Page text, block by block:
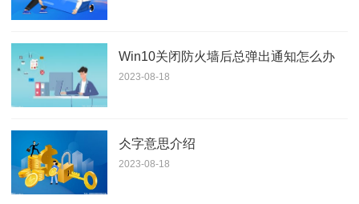
Win10关闭防火墙后总弹出通知怎么办
2023-08-18
仌字意思介绍
2023-08-18